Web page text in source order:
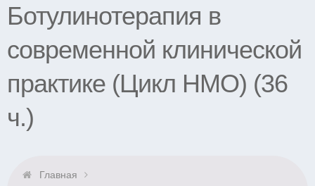
Ботулинотерапия в
современной клинической
практике (Цикл НМО) (36
ч.)
Главная